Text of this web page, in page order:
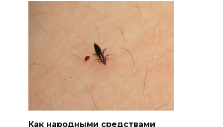
Как народными средствами